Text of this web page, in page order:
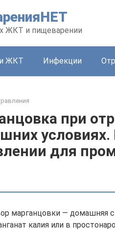
ЖКТ и пищеварении
ЖКТ Инфекции
при
условиях.
для
марганцовки — домашняя
калия или в